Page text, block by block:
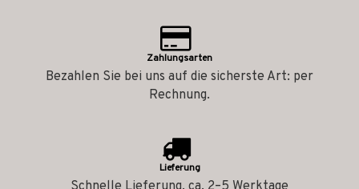
Zahlungsarten
Bezahlen Sie bei uns auf die sicherste Art: per
Rechnung.
Lieferung